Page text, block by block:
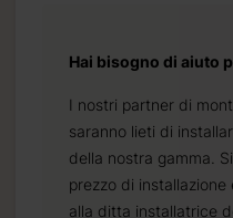
Hai bisogno di aiuto
I nostri partner di
saranno lieti di
della nostra gamma.
prezzo di
alla ditta installatrice